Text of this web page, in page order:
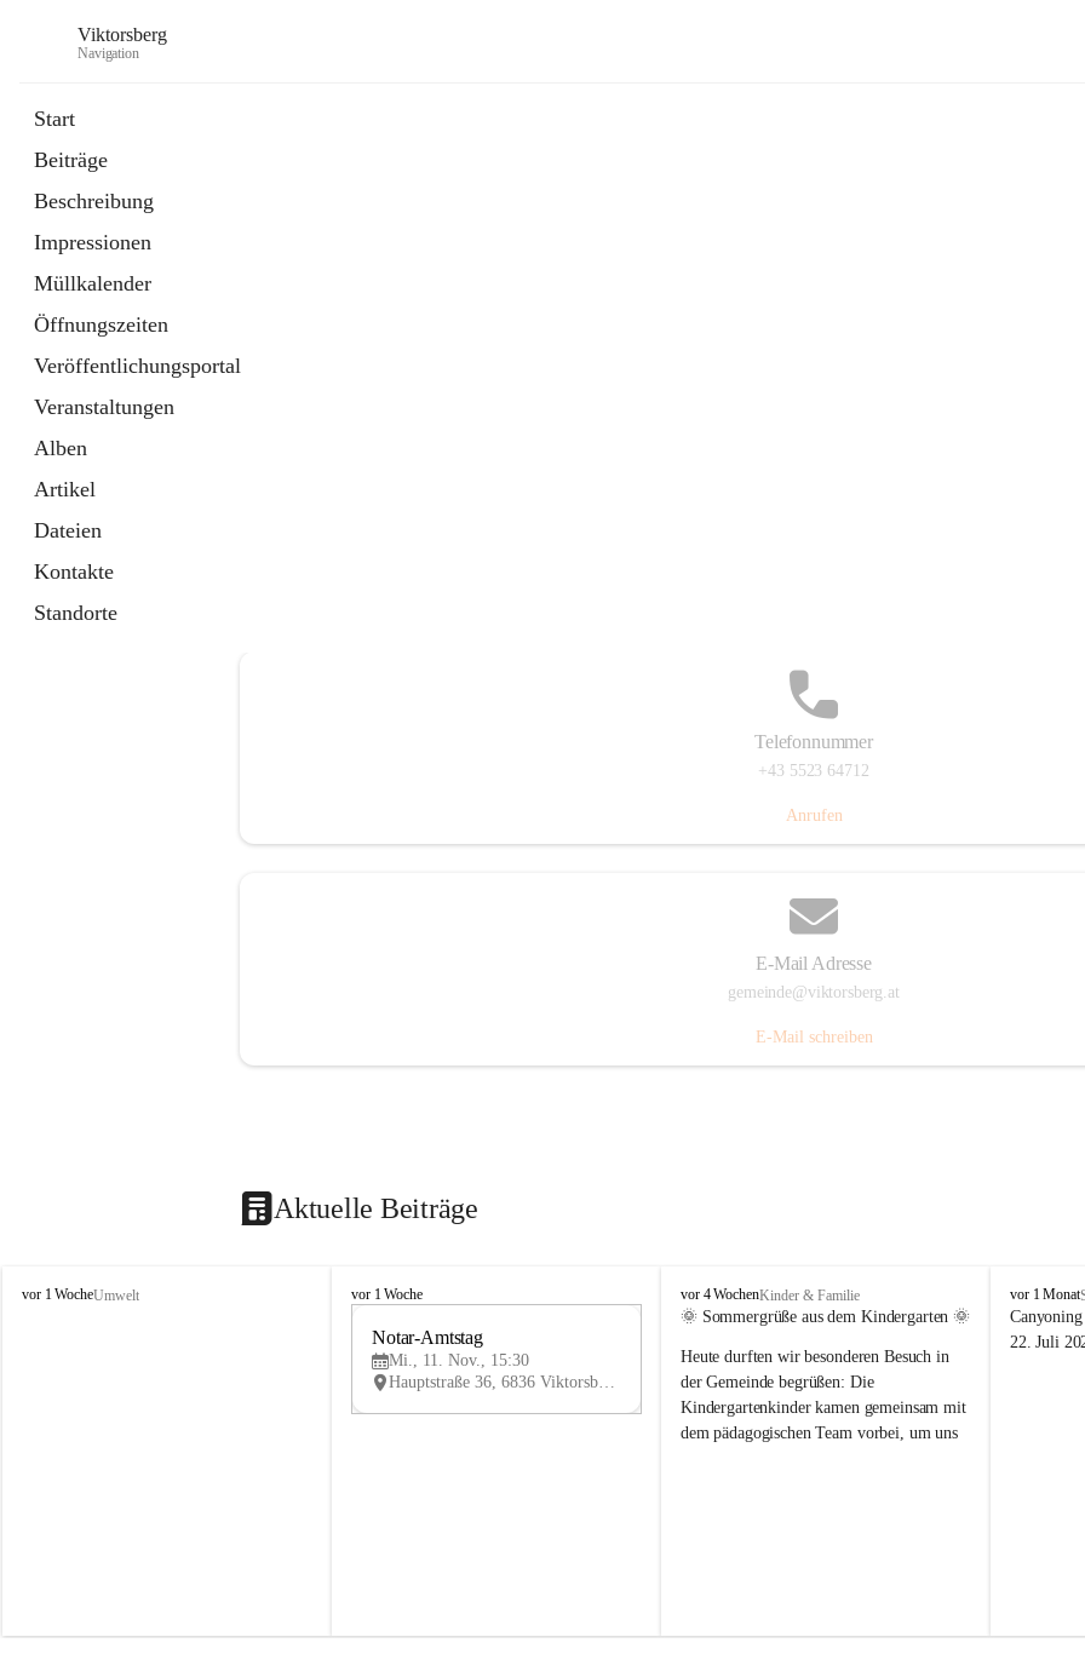
Viktorsberg
Navigation
Start
Beiträge
Beschreibung
Impressionen
Müllkalender
Öffnungszeiten
Veröffentlichungsportal
Veranstaltungen
Alben
Artikel
Dateien
Kontakte
Standorte
Telefonnummer
+43 5523 64712
Anrufen
E-Mail Adresse
gemeinde@viktorsberg.at
E-Mail schreiben
Aktuelle Beiträge
V
vor 1 WocheUmwelt
V
vor 1 Woche
V
Notar-Amtstag
Mi., 11. Nov., 15:30
Hauptstraße 36, 6836 Viktorsberg, AUT
V
i
t
o
r
s
vor 4 WochenKinder & Familie
🌞 Sommergrüße aus dem Kindergarten 🌞
Heute durften wir besonderen Besuch in
der Gemeinde begrüßen: Die
Kindergartenkinder kamen gemeinsam mit
dem pädagogischen Team vorbei, um uns
V
i
k
vor 1 Monat
22. Juli